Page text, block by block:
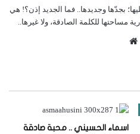
بجدّها وجديدها.. فما الجديد إذن؟! هي
مساحتها للكلمة الصادقة، ولا غيرها..
اسماء الحسيني .. محبة صادقة